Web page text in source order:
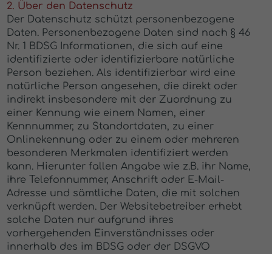
2. Über den Datenschutz
Der Datenschutz schützt personenbezogene
Daten. Personenbezogene Daten sind nach § 46
Nr. 1 BDSG Informationen, die sich auf eine
identifizierte oder identifizierbare natürliche
Person beziehen. Als identifizierbar wird eine
natürliche Person angesehen, die direkt oder
indirekt insbesondere mit der Zuordnung zu
einer Kennung wie einem Namen, einer
Kennnummer, zu Standortdaten, zu einer
Onlinekennung oder zu einem oder mehreren
besonderen Merkmalen identifiziert werden
kann. Hierunter fallen Angabe wie z.B. ihr Name,
ihre Telefonnummer, Anschrift oder E-Mail-
Adresse und sämtliche Daten, die mit solchen
verknüpft werden. Der Websitebetreiber erhebt
solche Daten nur aufgrund ihres
vorhergehenden Einverständnisses oder
innerhalb des im BDSG oder der DSGVO